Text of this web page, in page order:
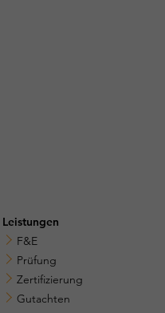
Leistungen
F&E
Prüfung
Zertifizierung
Gutachten